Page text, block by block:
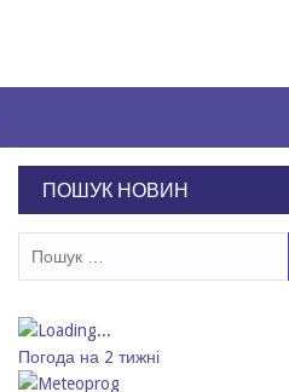
ПОШУК НОВИН
Погода на 2 тижні